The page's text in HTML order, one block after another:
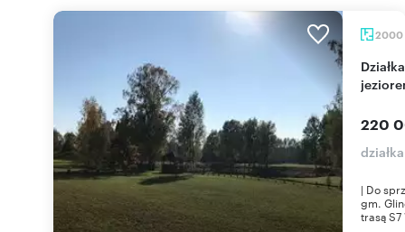
2000
Działka budowlana 2000 m² z mediami, lasem i
220
| Do
gm.
trasą